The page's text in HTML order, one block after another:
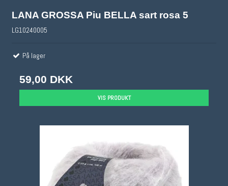
LANA GROSSA Piu BELLA sart rosa 5
LG10240005
På lager
59,00 DKK
VIS PRODUKT